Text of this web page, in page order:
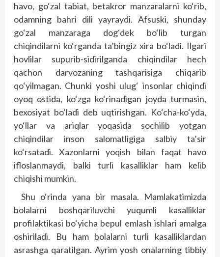
havo, go‘zal tabiat, betakror manzaralarni ko‘rib,
odamning bahri dili yayraydi. Afsuski, shunday
go‘zal manzaraga dog‘dek bo‘lib turgan
chiqindilarni ko‘rganda ta’bingiz xira bo‘ladi. Ilgari
hovlilar supurib-sidirilganda chiqindilar hech
qachon darvozaning tashqarisiga chiqarib
qo‘yilmagan. Chunki yoshi ulug‘ insonlar chiqindi
oyoq ostida, ko‘zga ko‘rinadigan joyda turmasin,
bexosiyat bo‘ladi deb uqtirishgan. Ko‘cha-ko‘yda,
yo‘llar va ariqlar yoqasida sochilib yotgan
chiqindilar inson salomatligiga salbiy ta’sir
ko‘rsatadi. Xazonlarni yoqish bilan faqat havo
ifloslanmaydi, balki turli kasalliklar ham kelib
chiqishi mumkin.
Shu o‘rinda yana bir masala. Mamlakatimizda
bolalarni boshqariluvchi yuqumli kasalliklar
profilaktikasi bo‘yicha bepul emlash ishlari amalga
oshiriladi. Bu ham bolalarni turli kasalliklardan
asrashga qaratilgan. Ayrim yosh onalarning tibbiy